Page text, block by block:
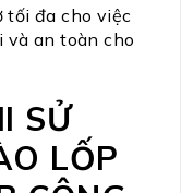
tối đa cho việc
và an toàn cho
SỬ
LỐP